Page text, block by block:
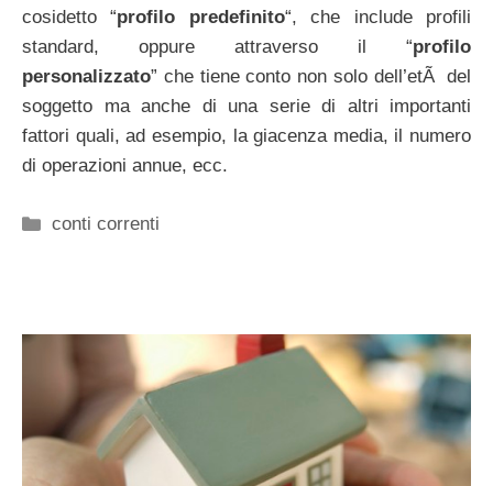
cosidetto “profilo predefinito“, che include profili
standard, oppure attraverso il “profilo
personalizzato” che tiene conto non solo dell’etÃ del
soggetto ma anche di una serie di altri importanti
fattori quali, ad esempio, la giacenza media, il numero
di operazioni annue, ecc.
Categorie
conti correnti